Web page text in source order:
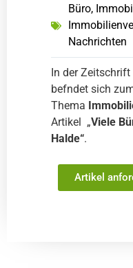
Büro,
Nachrichten
In der
befndet sich
Thema
Artikel „Viele
Halde“.
Artikel